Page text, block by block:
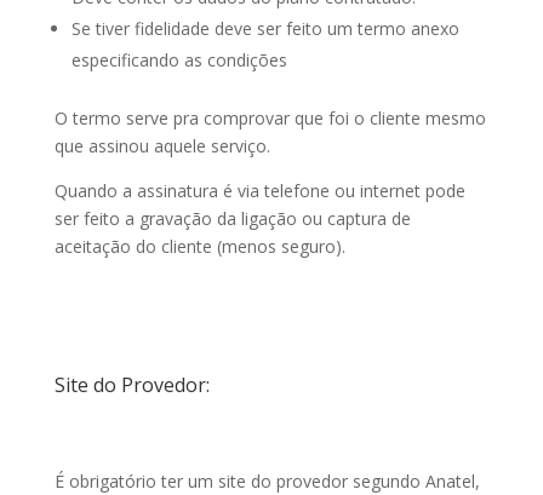
Se tiver fidelidade deve ser feito um termo anexo
especificando as condições
O termo serve pra comprovar que foi o cliente mesmo
que assinou aquele serviço.
Quando a assinatura é via telefone ou internet pode
ser feito a gravação da ligação ou captura de
aceitação do cliente (menos seguro).
Site do Provedor:
É obrigatório ter um site do provedor segundo Anatel,